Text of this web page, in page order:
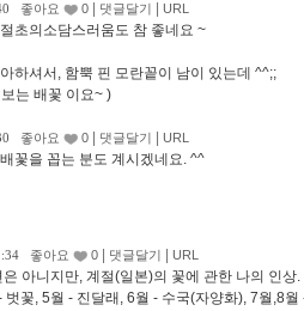
좋아요 0 댓글달기 URL
초의소담스러움도 참 좋네요 ~
하셔서, 함뿍 핀 모란꽅이 남이 있는데 ^^;;
는 배꽃 이요~ )
좋아요 0 댓글달기 URL
꽃을 꼽는 분도 계시겠네요. ^^
좋아요 0 댓글달기 URL
아니지만, 계절(일본)의 꽃에 관한 나의 인상.
벗꽃, 5월 - 진달래, 6월 - 수국(자양화), 7월,8